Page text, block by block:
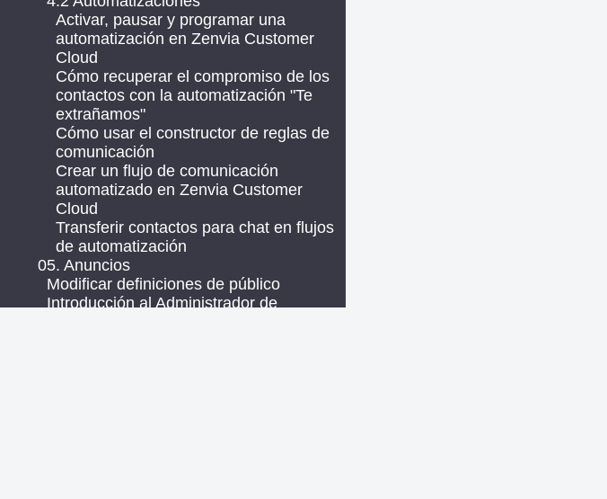
Activar, pausar y programar una
automatización en Zenvia Customer
Cloud
Cómo recuperar el compromiso de los
contactos con la automatización "Te
extrañamos"
Cómo usar el constructor de reglas de
comunicación
Crear un flujo de comunicación
automatizado en Zenvia Customer
Cloud
Transferir contactos para chat en flujos
de automatización
05. Anuncios
Modificar definiciones de público
Introducción al Administrador de